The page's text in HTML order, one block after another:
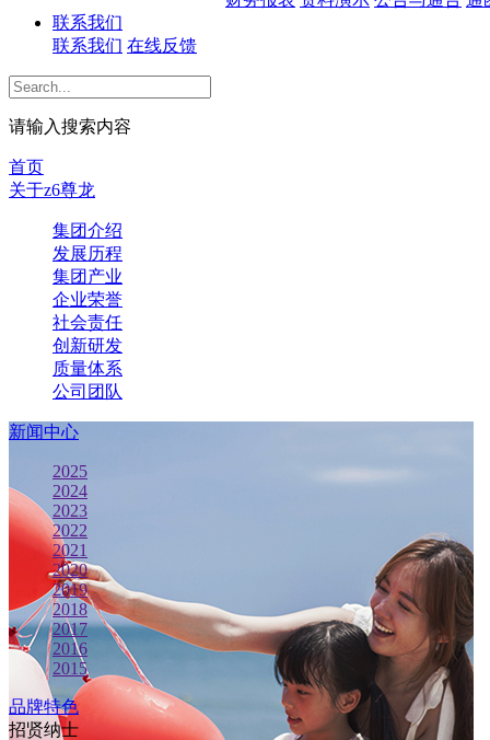
联系我们
联系我们 在线反馈
请输入搜索内容
首页
关于z6尊龙
集团介绍
发展历程
集团产业
企业荣誉
社会责任
创新研发
质量体系
公司团队
新闻中心
2025
2024
2023
2022
2021
2020
2019
2018
2017
2016
2015
品牌特色
招贤纳士
社会责任